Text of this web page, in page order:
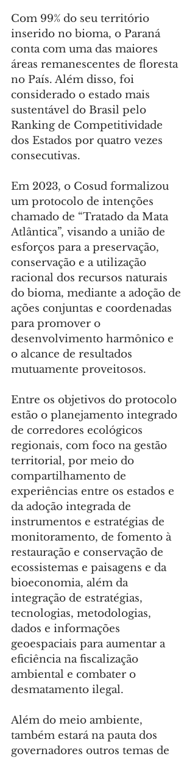
Com 99% do seu território
inserido no bioma, o Paraná
conta com uma das maiores
áreas remanescentes de floresta
no País. Além disso, foi
considerado o estado mais
sustentável do Brasil pelo
Ranking de Competitividade
dos Estados por quatro vezes
consecutivas.
Em 2023, o Cosud formalizou
um protocolo de intenções
chamado de “Tratado da Mata
Atlântica”, visando a união de
esforços para a preservação,
conservação e a utilização
racional dos recursos naturais
do bioma, mediante a adoção de
ações conjuntas e coordenadas
para promover o
desenvolvimento harmônico e
o alcance de resultados
mutuamente proveitosos.
Entre os objetivos do protocolo
estão o planejamento integrado
de corredores ecológicos
regionais, com foco na gestão
territorial, por meio do
compartilhamento de
experiências entre os estados e
da adoção integrada de
instrumentos e estratégias de
monitoramento, de fomento à
restauração e conservação de
ecossistemas e paisagens e da
bioeconomia, além da
integração de estratégias,
tecnologias, metodologias,
dados e informações
geoespaciais para aumentar a
eficiência na fiscalização
ambiental e combater o
desmatamento ilegal.
Além do meio ambiente,
também estará na pauta dos
governadores outros temas de